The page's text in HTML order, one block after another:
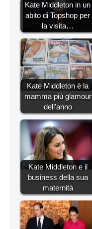
Kate Middleton in un
abito di Topshop per
la visita…
Kate Middleton è la
mamma più glamour
dell'anno
Kate Middleton e il
business della sua
maternità